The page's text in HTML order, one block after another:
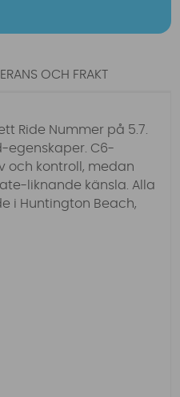
Ride Nummer på 5.7.
egenskaper. C6-
och kontroll, medan
liknande känsla. Alla
i Huntington Beach,
OCH FRAKT